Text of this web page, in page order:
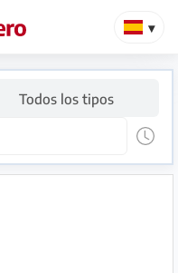
Todos los tipos